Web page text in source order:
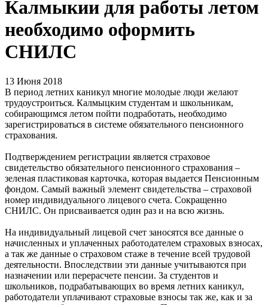
Калмыкии для работы летом
необходимо оформить
СНИЛС
13 Июня 2018
В период летних каникул многие молодые люди желают
трудоустроиться. Калмыцким студентам и школьникам,
собирающимся летом пойти подработать, необходимо
зарегистрироваться в системе обязательного пенсионного
страхования.
Подтверждением регистрации является страховое
свидетельство обязательного пенсионного страхования –
зеленая пластиковая карточка, которая выдается Пенсионным
фондом. Самый важный элемент свидетельства – страховой
номер индивидуального лицевого счета. Сокращенно
СНИЛС. Он присваивается один раз и на всю жизнь.
На индивидуальный лицевой счет заносятся все данные о
начисленных и уплаченных работодателем страховых взносах,
а так же данные о страховом стаже в течение всей трудовой
деятельности. Впоследствии эти данные учитываются при
назначении или перерасчете пенсии. За студентов и
школьников, подрабатывающих во время летних каникул,
работодатели уплачивают страховые взносы так же, как и за